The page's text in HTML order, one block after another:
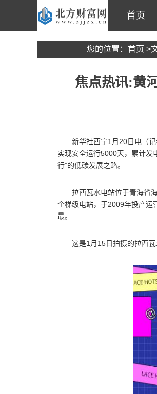
首页
您的位置： 首页 >
焦点热讯:黄
新华社西宁1月20日电（
实现安全运行5000天，累计发
行”的低碳发展之路。
拉西瓦水电站位于青海省
个梯级电站，于2009年投产运
最。
这是1月15日拍摄的拉西